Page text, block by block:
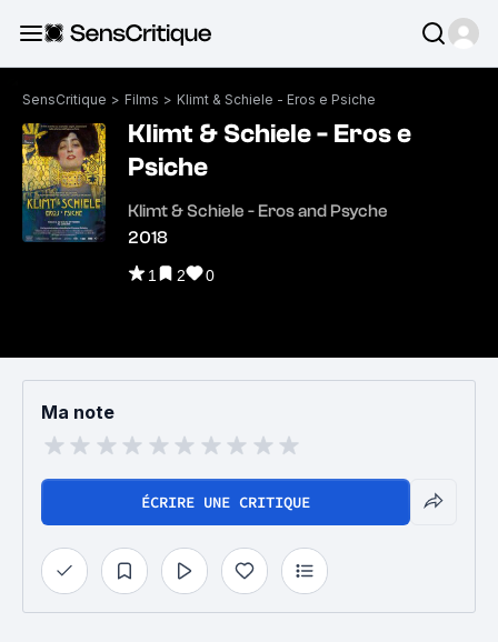
SensCritique > Films > Klimt & Schiele - Eros e Psiche
Klimt & Schiele - Eros e
Psiche
Klimt & Schiele - Eros and Psyche
2018
1 2 0
Ma note
ÉCRIRE UNE CRITIQUE